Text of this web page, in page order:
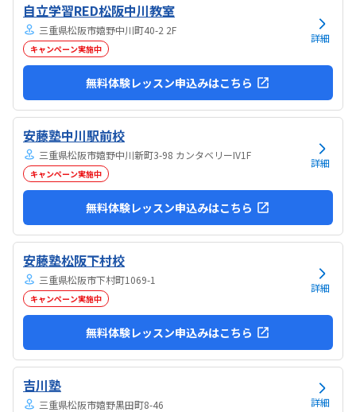
自立学習RED松阪中川教室
三重県松阪市嬉野中川町40-2 2F
キャンペーン実施中
詳細
無料体験レッスン申込みはこちら
安藤塾中川駅前校
三重県松阪市嬉野中川新町3-98 カンタベリーIV1F
キャンペーン実施中
詳細
無料体験レッスン申込みはこちら
安藤塾松阪下村校
三重県松阪市下村町1069-1
キャンペーン実施中
詳細
無料体験レッスン申込みはこちら
吉川塾
三重県松阪市嬉野黒田町8-46 詳細